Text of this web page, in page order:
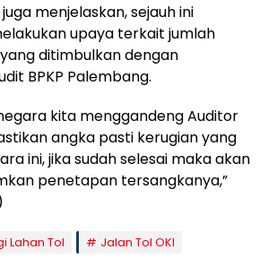
menjelaskan, sejauh ini
upaya terkait jumlah
ditimbulkan dengan
BPKP Palembang.
kita menggandeng Auditor
angka pasti kerugian yang
ini, jika sudah selesai maka akan
penetapan tersangkanya,”
Lahan Tol
Jalan Tol OKI